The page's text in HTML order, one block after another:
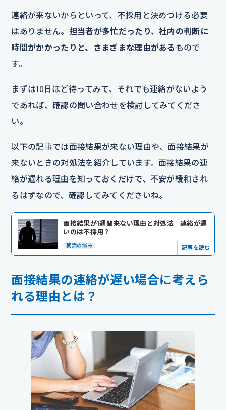
連絡が来ないからといって、不採用と決めつける必要
はありません。 担当者が多忙だったり、社内の判断に
時間がかかったりと、さまざまな理由がある もので
す。
まずは10日ほど待ってみて、それでも連絡がないよう
であれば、確認の問い合わせを検討してみてくださ
い。
以下の記事では面接結果が来ない理由や、面接結果が
来ないときの対処法を紹介しています。面接結果の連
絡が遅れる理由を知っておくだけで、不安が緩和され
るはずなので、確認してみてくださいね。
面接結果が1週間来ない理由と対処法｜連絡が遅
いのは不採用？
就活の悩み 記事を読む
面接結果の連絡が遅い場合に考えら
れる理由とは？